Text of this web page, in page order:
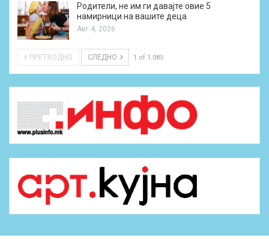
Родители, не им ги давајте овие 5
намирници на вашите деца
Авг 4, 2026
ПРЕТХОДНО СЛЕДНО 1 of 1.085